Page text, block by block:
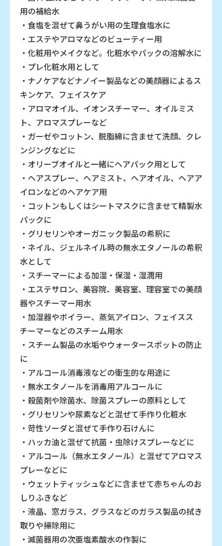
用の補給水
・食塩を混ぜて鼻うがい用の生理食塩水に
・エステやアロマなどのビューティー用
・化粧用やメイクなど。化粧水やパックの溶解水に
・プレ化粧水用として
・ナノケアなどナノイー製品などの美顔器によるス
キンケア、フェイスケア
・アロマオイル、イオンスチーマー、オイルミス
ト、アロマスプレーなど
・ガーゼやコットン、脱脂綿に含ませて洗顔、クレ
ンジングなどに
・オリーブオイルと一緒にヘアパック用として
・ヘアスプレー、ヘアミスト、ヘアオイル、ヘアア
イロンなどのヘアケア用
・コットンもしくはシートマスクに含ませて精製水
パックに
・グリセリンやオーガニック製品の希釈に
・ネイル、ジェルネイル時の無水エタノールの希釈
水として
・スチーマーによる加湿・保湿・湿潤用
・エステサロン、美容院、美容室、理容室での美顔
器やスチーマー用水
・加湿器やボイラー、蒸気アイロン、フェイスス
チーマーなどのスチーム用水
・スチーム製品の水垢やウォータースポットの防止
に
・アルコール消毒液などの衛生的な用途に
・無水エタノールを消毒用アルコールに
・殺菌剤や除菌水、除菌スプレーの原料として
・グリセリンや尿素などと混ぜて手作り化粧水
・苛性ソーダと混ぜて手作り石けんに
・ハッカ油と混ぜて抗菌・虫除けスプレーなどに
・アルコール（無水エタノール）と混ぜてアロマス
プレーなどに
・ウェットティッシュなどに含ませて赤ちゃんのお
しりふきなど
・液晶、窓ガラス、グラスなどのガラス製品の拭き
取りや掃除用に
・滅菌器用の次亜塩素酸水の作製に